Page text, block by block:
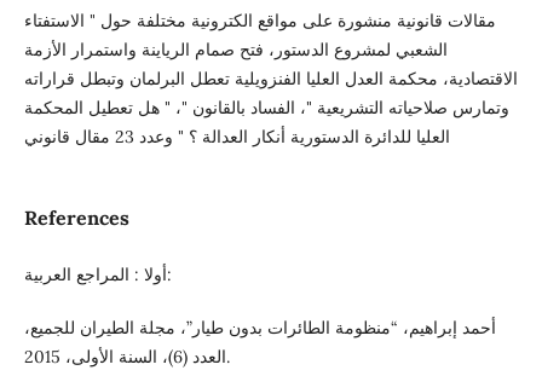
مقالات قانونية منشورة على مواقع الكترونية مختلفة حول " الاستفتاء
الشعبي لمشروع الدستور، فتح صمام الرياينة واستمرار الأزمة
الاقتصادية، محكمة العدل العليا الفنزويلية تعطل البرلمان وتبطل قراراته
وتمارس صلاحياته التشريعية "، الفساد بالقانون "، " هل تعطيل المحكمة
العليا للدائرة الدستورية أنكار العدالة ؟ " وعدد 23 مقال قانوني
References
أولا : المراجع العربية:
أحمد إبراهيم، “منظومة الطائرات بدون طيار”، مجلة الطيران للجميع،
العدد (6)، السنة الأولى، 2015.